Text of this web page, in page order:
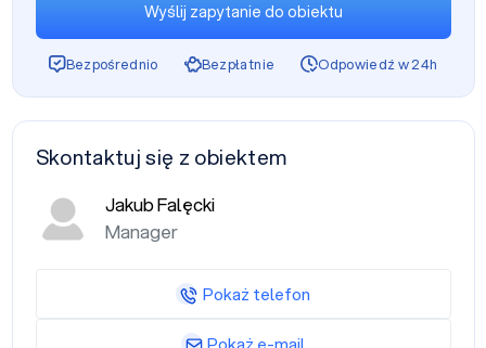
Wyślij zapytanie do obiektu
Bezpośrednio Bezpłatnie Odpowiedź w 24h
Skontaktuj się z obiektem
Jakub Falęcki
Manager
Pokaż telefon